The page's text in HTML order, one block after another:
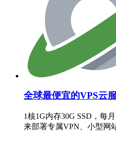
全球最便宜的VPS云
1核1G内存30G SSD，每
来部署专属VPN、小型网